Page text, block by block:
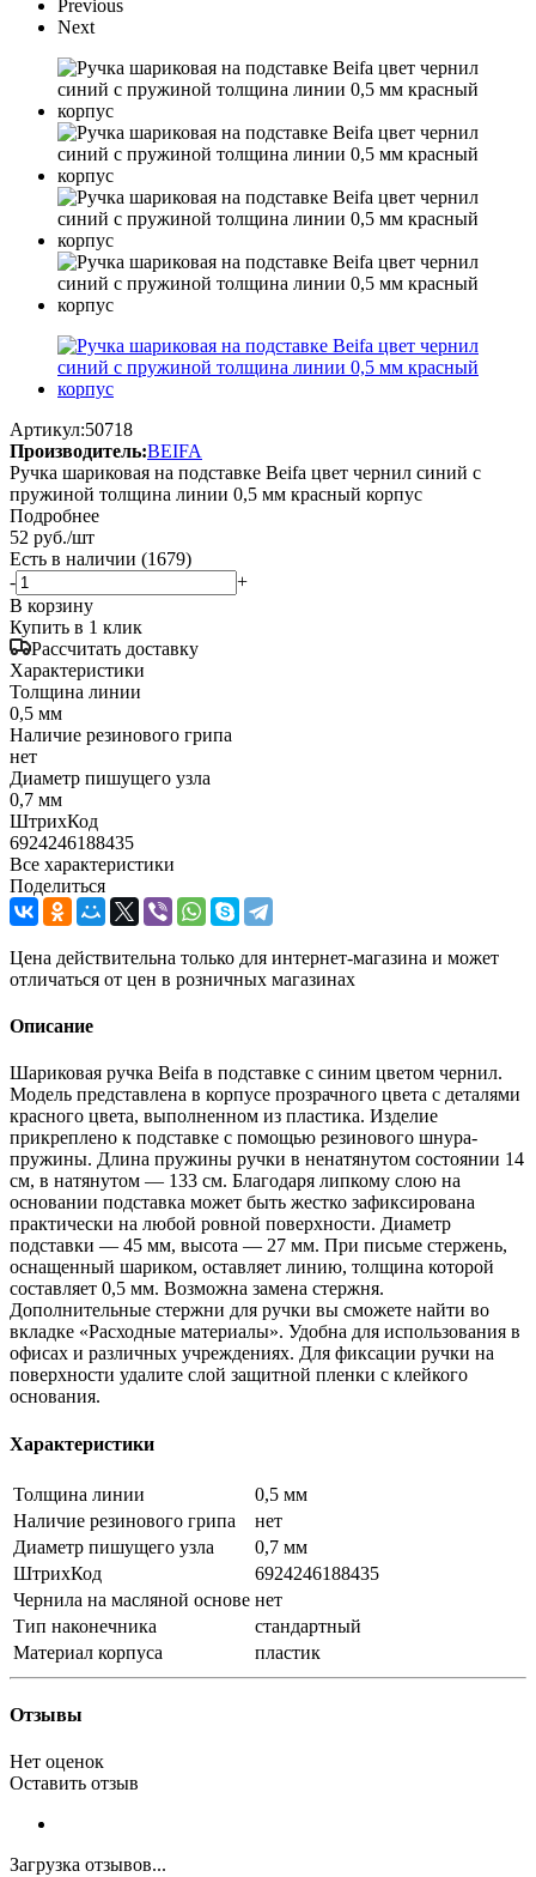
Previous
Next
Артикул:50718
Производитель:BEIFA
Ручка шариковая на подставке Beifa цвет чернил синий с
пружиной толщина линии 0,5 мм красный корпус
Подробнее
52 руб./шт
Есть в наличии (1679)
-
+
В корзину
Купить в 1 клик
Рассчитать доставку
Характеристики
Толщина линии
0,5 мм
Наличие резинового грипа
нет
Диаметр пишущего узла
0,7 мм
ШтрихКод
6924246188435
Все характеристики
Поделиться
Цена действительна только для интернет-магазина и может
отличаться от цен в розничных магазинах
Описание
Шариковая ручка Beifa в подставке с синим цветом чернил.
Модель представлена в корпусе прозрачного цвета с деталями
красного цвета, выполненном из пластика. Изделие
прикреплено к подставке с помощью резинового шнура-
пружины. Длина пружины ручки в ненатянутом состоянии 14
см, в натянутом — 133 см. Благодаря липкому слою на
основании подставка может быть жестко зафиксирована
практически на любой ровной поверхности. Диаметр
подставки — 45 мм, высота — 27 мм. При письме стержень,
оснащенный шариком, оставляет линию, толщина которой
составляет 0,5 мм. Возможна замена стержня.
Дополнительные стержни для ручки вы сможете найти во
вкладке «Расходные материалы». Удобна для использования в
офисах и различных учреждениях. Для фиксации ручки на
поверхности удалите слой защитной пленки с клейкого
основания.
Характеристики
Толщина линии
0,5 мм
Наличие резинового грипа
нет
Диаметр пишущего узла
0,7 мм
ШтрихКод
6924246188435
Чернила на масляной основе нет
Тип наконечника
стандартный
Материал корпуса
пластик
Отзывы
Нет оценок
Оставить отзыв
Загрузка отзывов...